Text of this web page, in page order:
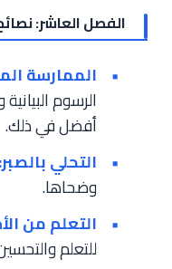
الفصل العاشر:
الممارسة
الرسوم
أفضل في ذلك.
التحلي بالصبر:
وضحاها.
التعلم من
للتعلم